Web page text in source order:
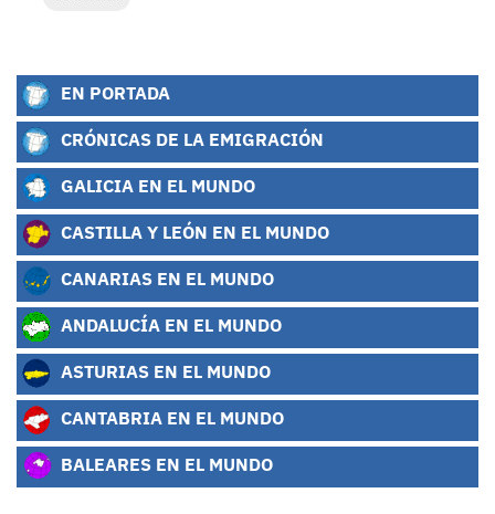
EN PORTADA
CRÓNICAS DE LA EMIGRACIÓN
GALICIA EN EL MUNDO
CASTILLA Y LEÓN EN EL MUNDO
CANARIAS EN EL MUNDO
ANDALUCÍA EN EL MUNDO
ASTURIAS EN EL MUNDO
CANTABRIA EN EL MUNDO
BALEARES EN EL MUNDO